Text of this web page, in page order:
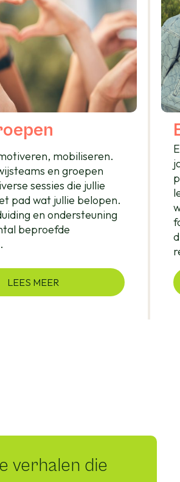
mobiliseren.
en groepen
sessies die jullie
pad wat jullie belopen.
en ondersteuning
beproefde
LEES MEER
verhalen die